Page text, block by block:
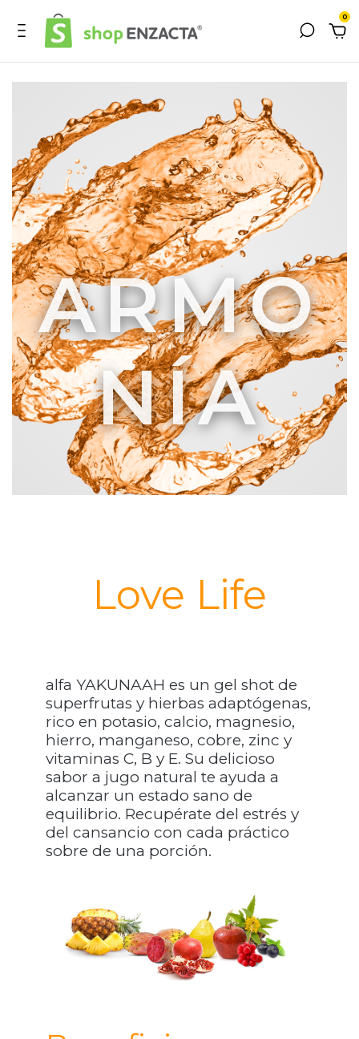
0
ARMO
NÍA
Love Life
alfa YAKUNAAH es un gel shot de
superfrutas y hierbas adaptógenas,
rico en potasio, calcio, magnesio,
hierro, manganeso, cobre, zinc y
vitaminas C, B y E. Su delicioso
sabor a jugo natural te ayuda a
alcanzar un estado sano de
equilibrio. Recupérate del estrés y
del cansancio con cada práctico
sobre de una porción.